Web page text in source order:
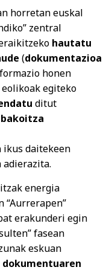
horretan euskal
zentral
hautatu
(dokumentazioa
honen
egiteko
ditut
ikus daitekeen
adierazita.
energia
erakunderi egin
fasean
eskuan
dokumentuaren